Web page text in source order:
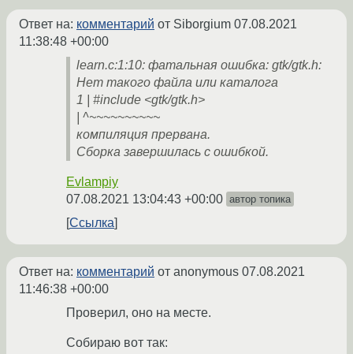
Ответ на: комментарий от Siborgium 07.08.2021
11:38:48 +00:00
learn.c:1:10: фатальная ошибка: gtk/gtk.h:
Нет такого файла или каталога
1 | #include <gtk/gtk.h>
| ^~~~~~~~~~~
компиляция прервана.
Сборка завершилась с ошибкой.
Evlampiy
07.08.2021 13:04:43 +00:00 автор топика
Ссылка
Ответ на: комментарий от anonymous 07.08.2021
11:46:38 +00:00
Проверил, оно на месте.
Собираю вот так: